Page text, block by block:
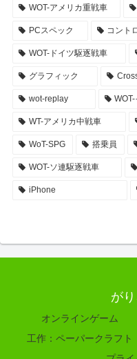
WOT-アメリカ重戦車
PCスペック コント
WOT-ドイツ駆逐戦車
グラフィック
wot-replay
WT-アメリカ中戦車
WoT-SPG 搭乗員
WOT-ソ連駆逐戦車
iPhone
が
オンラインゲーム
工作：ペーパークラフト